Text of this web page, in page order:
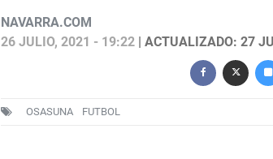
NAVARRA.COM
26 JULIO, 2021 - 19:22| ACTUALIZADO: 27
OSASUNA FUTBOL